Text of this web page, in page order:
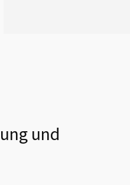
und